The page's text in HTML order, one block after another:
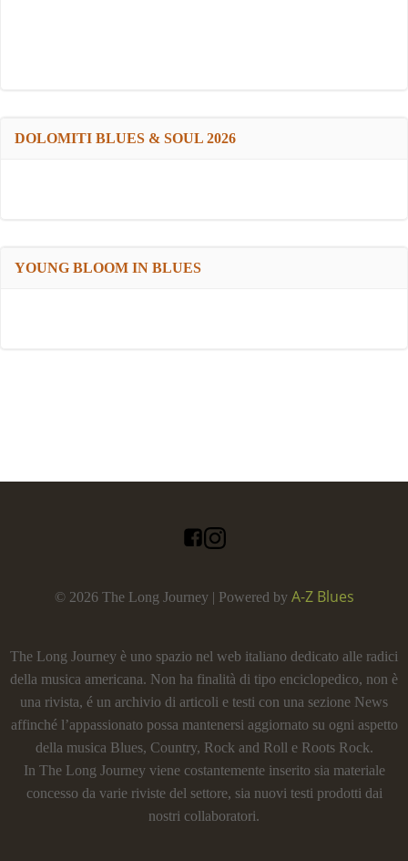
DOLOMITI BLUES & SOUL 2026
YOUNG BLOOM IN BLUES
© 2026 The Long Journey | Powered by A-Z Blues
The Long Journey è uno spazio nel web italiano dedicato alle radici
della musica americana. Non ha finalità di tipo enciclopedico, non è
una rivista, é un archivio di articoli e testi con una sezione News
affinché l’appassionato possa mantenersi aggiornato su ogni aspetto
della musica Blues, Country, Rock and Roll e Roots Rock.
In The Long Journey viene costantemente inserito sia materiale
concesso da varie riviste del settore, sia nuovi testi prodotti dai
nostri collaboratori.